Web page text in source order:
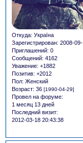
Откуда: Україна
Зарегистрирован: 2008-
Приглашений: 0
Сообщений: 4162
Уважение: +1882
Позитив: +2012
Пол: Женский
Возраст: 36 [1990-04-29]
Провел на форуме:
1 месяц 13 дней
Последний визит:
2012-03-18 20:43:38